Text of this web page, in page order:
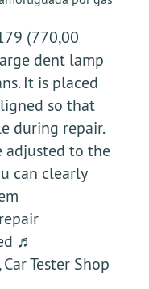
(770,00
dent lamp
It is placed
so that
during repair.
adjusted to the
can clearly
♬
Tester Shop